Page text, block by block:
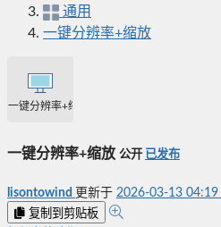
通用
一键分辨率+缩放
一键分辨率+缩放
一键分辨率+缩放 公开 已发布
lisontowind 更新于 2026-03-13 04:19
复制到剪贴板